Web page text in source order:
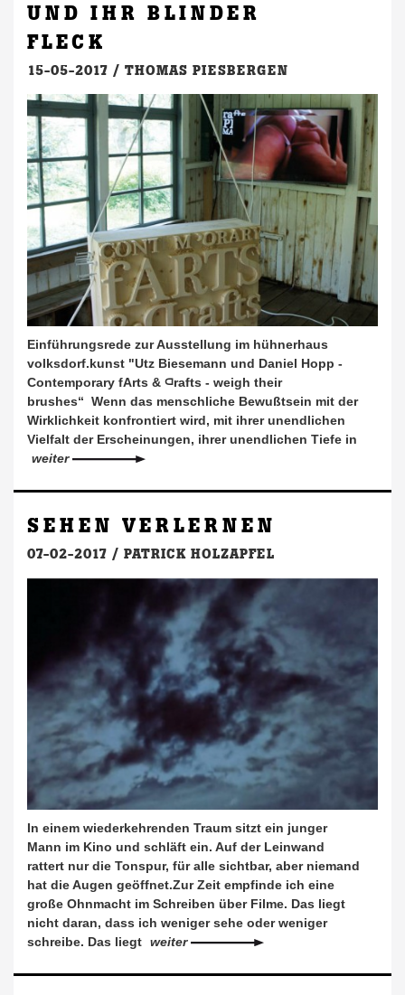
UND IHR BLINDER
FLECK
15-05-2017 / THOMAS PIESBERGEN
Einführungsrede zur Ausstellung im hühnerhaus
volksdorf.kunst "Utz Biesemann und Daniel Hopp -
Contemporary fArts & ⫏rafts - weigh their
brushes“ Wenn das menschliche Bewußtsein mit der
Wirklichkeit konfrontiert wird, mit ihrer unendlichen
Vielfalt der Erscheinungen, ihrer unendlichen Tiefe in
weiter
SEHEN VERLERNEN
07-02-2017 / PATRICK HOLZAPFEL
In einem wiederkehrenden Traum sitzt ein junger
Mann im Kino und schläft ein. Auf der Leinwand
rattert nur die Tonspur, für alle sichtbar, aber niemand
hat die Augen geöffnet.Zur Zeit empfinde ich eine
große Ohnmacht im Schreiben über Filme. Das liegt
nicht daran, dass ich weniger sehe oder weniger
schreibe. Das liegt weiter